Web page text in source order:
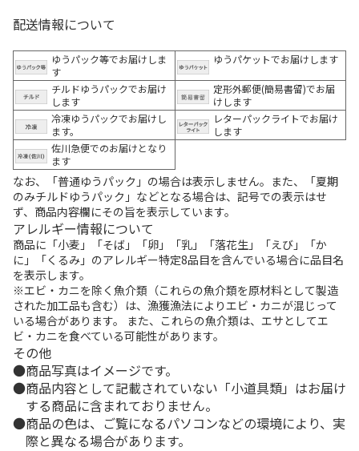
配送情報について
ゆうパック等でお届けしま
す
ゆうパケットでお届けします
チルドゆうパックでお届け
します
定形外郵便(簡易書留)でお届
けします
冷凍ゆうパックでお届けし
ます。
レターパックライトでお届け
します
佐川急便でのお届けとなり
ます
なお、「普通ゆうパック」の場合は表示しません。また、「夏期
のみチルドゆうパック」などとなる場合は、記号での表示はせ
ず、商品内容欄にその旨を表示しています。
アレルギー情報について
商品に「小麦」「そば」「卵」「乳」「落花生」「えび」「か
に」「くるみ」のアレルギー特定8品目を含んでいる場合に品目名
を表示します。
※エビ・カニを除く魚介類（これらの魚介類を原材料として製造
された加工品も含む）は、漁獲漁法によりエビ・カニが混じって
いる場合があります。 また、これらの魚介類は、エサとしてエ
ビ・カニを食べている可能性があります。
その他
商品写真はイメージです。
商品内容として記載されていない「小道具類」はお届け
する商品に含まれておりません。
商品の色は、ご覧になるパソコンなどの環境により、実
際と異なる場合があります。